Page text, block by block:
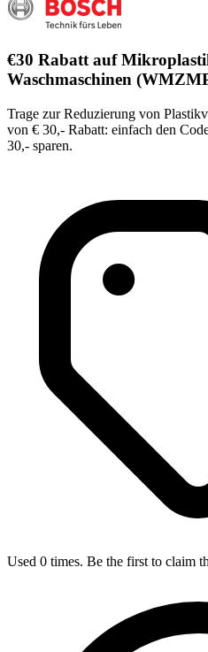
€30 Rabatt auf
Waschmaschinen
Trage zur Reduzierung von
von € 30,- Rabatt: einfach den
30,- sparen.
Used 0 times. Be the first to claim